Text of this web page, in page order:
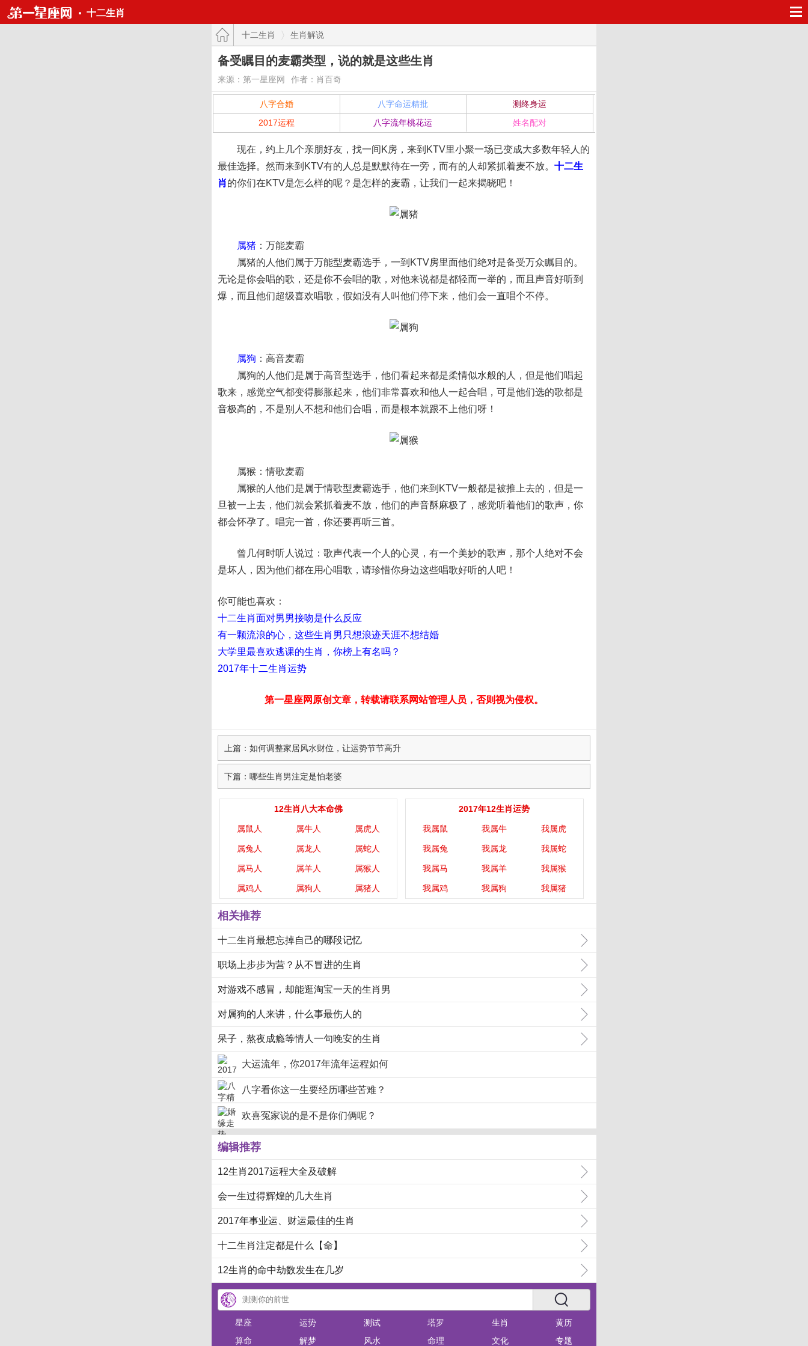
十二生肖
十二生肖 生肖解说
备受瞩目的麦霸类型，说的就是这些生肖
来源：第一星座网 作者：肖百奇
八字合婚 八字命运精批
测终身运
2017运程
八字流年桃花运 姓名配对
现在，约上几个亲朋好友，找一间K房，来到KTV里小聚一场已变成大多数年轻人的
最佳选择。然而来到KTV有的人总是默默待在一旁，而有的人却紧抓着麦不放。 十二生
肖的你们在KTV是怎么样的呢？是怎样的麦霸，让我们一起来揭晓吧！
属猪 ：万能麦霸
属猪的人他们属于万能型麦霸选手，一到KTV房里面他们绝对是备受万众瞩目的。
无论是你会唱的歌，还是你不会唱的歌，对他来说都是都轻而一举的，而且声音好听到
爆，而且他们超级喜欢唱歌，假如没有人叫他们停下来，他们会一直唱个不停。
属狗 ：高音麦霸
属狗的人他们是属于高音型选手，他们看起来都是柔情似水般的人，但是他们唱起
歌来，感觉空气都变得膨胀起来，他们非常喜欢和他人一起合唱，可是他们选的歌都是
音极高的，不是别人不想和他们合唱，而是根本就跟不上他们呀！
属猴：情歌麦霸
属猴的人他们是属于情歌型麦霸选手，他们来到KTV一般都是被推上去的，但是一
旦被一上去，他们就会紧抓着麦不放，他们的声音酥麻极了，感觉听着他们的歌声，你
都会怀孕了。唱完一首，你还要再听三首。
曾几何时听人说过：歌声代表一个人的心灵，有一个美妙的歌声，那个人绝对不会
是坏人，因为他们都在用心唱歌，请珍惜你身边这些唱歌好听的人吧！
你可能也喜欢：
十二生肖面对男男接吻是什么反应
有一颗流浪的心，这些生肖男只想浪迹天涯不想结婚
大学里最喜欢逃课的生肖，你榜上有名吗？
2017年十二生肖运势
第一星座网原创文章，转载请联系网站管理人员，否则视为侵权。
上篇：如何调整家居风水财位，让运势节节高升
下篇：哪些生肖男注定是怕老婆
12生肖八大本命佛
属鼠人 属牛人 属虎人
属兔人 属龙人 属蛇人
属马人 属羊人 属猴人
属鸡人 属狗人 属猪人
2017年12生肖运势
我属鼠 我属牛 我属虎
我属兔 我属龙 我属蛇
我属马 我属羊 我属猴
我属鸡 我属狗 我属猪
相关推荐
十二生肖最想忘掉自己的哪段记忆
职场上步步为营？从不冒进的生肖
对游戏不感冒，却能逛淘宝一天的生肖男
对属狗的人来讲，什么事最伤人的
呆子，熬夜成瘾等情人一句晚安的生肖
大运流年，你2017年流年运程如何
八字看你这一生要经历哪些苦难？
欢喜冤家说的是不是你们俩呢？
编辑推荐
12生肖2017运程大全及破解
会一生过得辉煌的几大生肖
2017年事业运、财运最佳的生肖
十二生肖注定都是什么【命】
12生肖的命中劫数发生在几岁
星座 运势 测试 塔罗 生肖
黄历
算命
解梦 风水 命理 文化 专题